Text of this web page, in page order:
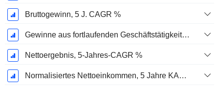
Bruttogewinn, 5 J. CAGR %
Gewinne aus fortlaufenden Geschäftstätigkeiten, 5-Jahres-CAGR %
Nettoergebnis, 5-Jahres-CAGR %
Normalisiertes Nettoeinkommen, 5 Jahre KAGR %